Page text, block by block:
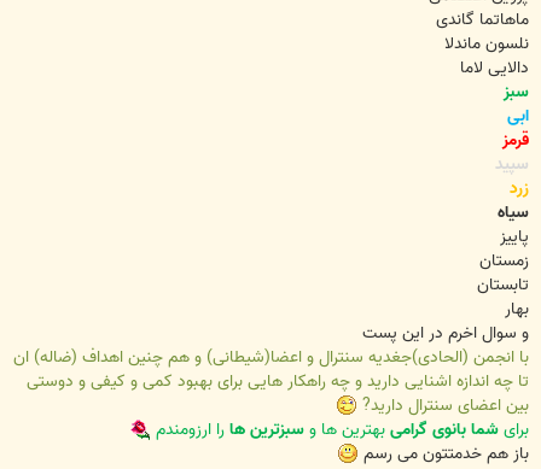
ماهاتما گاندی
نلسون ماندلا
دالایی لاما
سبز
ابی
قرمز
سپید
زرد
سیاه
پاییز
زمستان
تابستان
بهار
و سوال اخرم در این پست
با انجمن (الحادی)جغدیه سنترال و اعضا(شیطانی) و هم چنین اهداف (ضاله) ان
تا چه اندازه اشنایی دارید و چه راهکار هایی برای بهبود کمی و کیفی و دوستی
بین اعضای سنترال دارید?
برایشما بانوی گرامیبهترین ها وسبزترین هارا ارزومندم
باز هم خدمتتون می رسم